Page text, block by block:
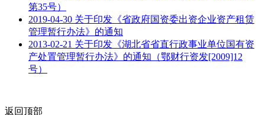
第35号）
2019-04-30 关于印发《省政府国资委出资企业资产租赁
管理暂行办法》的通知
2013-02-21 关于印发《湖北省省直行政事业单位国有资
产处置管理暂行办法》的通知（鄂财行资发[2009]12
号）
返回顶部